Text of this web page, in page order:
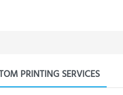
PRINTING SERVICES